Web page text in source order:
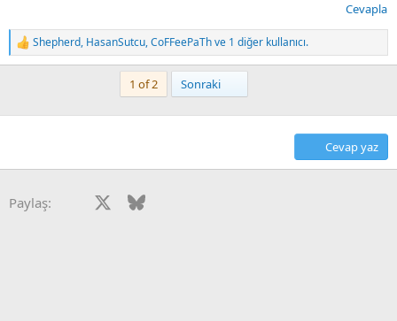
Cevapla
T
e
l
Shepherd, HasanSutcu,CoFFeePaThve 1 diğer kullanıcı.
1 of 2 Sonraki
Cevap yaz
Paylaş: Facebook Bluesky